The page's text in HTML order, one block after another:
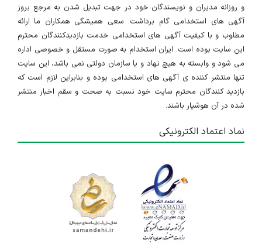
و روزانه مدیران و نویسندگان خود در جهت تبدیل شدن به مرجع بروز
آگهی های استخدامی گام برداشت. سعی همیشگی همکاران ما ارائه
مطلوب و با کیفیت آگهی های استخدامی خدمت بازدیدکنندگان محترم
این سایت بوده است. ایران استخدام به صورت مستقل و خصوصی اداره
می شود و وابسته به هیچ نهاد و یا سازمان دولتی نمی باشد، این سایت
تنها منتشر کننده ی آگهی های استخدامی بوده و بنابراین لازم است که
بازدید کنندگان محترم سایت خود نسبت به صحت و سقم اخبار منتشر
شده در آن هوشیار باشند.
نماد اعتماد الکترونیکی